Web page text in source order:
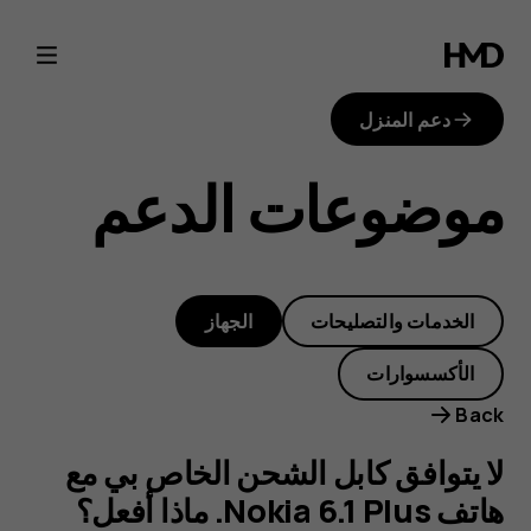
لا
يتوافق
كابل
الشحن
الخاص
بي
مع
هاتف
دعم المنزل
موضوعات الدعم
الخدمات والتصليحات الجهاز
الأكسسوارات
Back
لا يتوافق كابل الشحن الخاص بي مع
هاتف Nokia 6.1 Plus. ماذا أفعل؟